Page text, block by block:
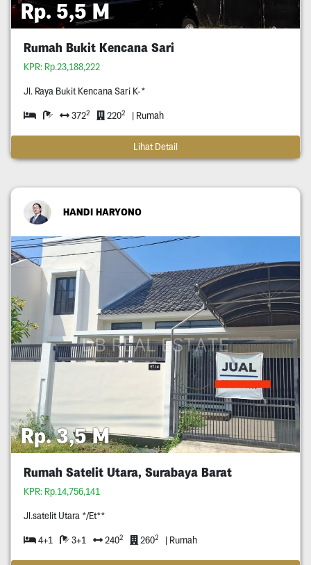
Rp. 5,5 M
Rumah Bukit Kencana Sari
KPR: Rp.23,188,222
Jl. Raya Bukit Kencana Sari K-*
3722 2202 | Rumah
Lihat Detail
HANDI HARYONO
Rp. 3,5 M
Rumah Satelit Utara, Surabaya Barat
KPR: Rp.14,756,141
Jl.satelit Utara */Et**
4+1 3+1 2402 2602 | Rumah